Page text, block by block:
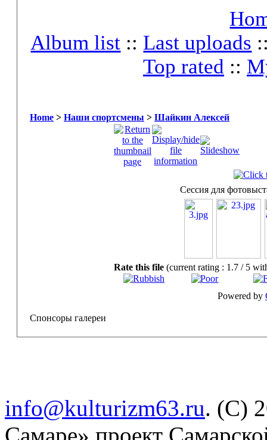
Album list :: Last uploads
Top rated ::
Home > Наши спортсмены > Шайкин Алексей
Сессия для
Rate this file (current rating : 1.7 / 5
Powered by
Спонсоры галереи
info@kulturizm63.ru. (C)